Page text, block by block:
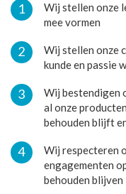
Wij stellen onze
mee vormen
Wij stellen onze
kunde en passie
Wij bestendigen
al onze
behouden blijft
Wij respecteren
engagementen
behouden blijven